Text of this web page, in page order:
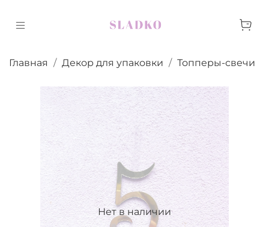
Главная Декор для упаковки Топперы-свечи
Нет в наличии